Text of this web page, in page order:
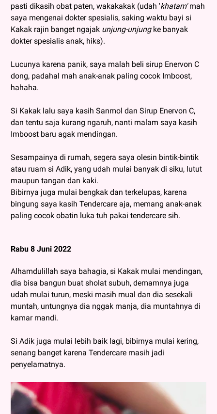
pasti dikasih obat paten, wakakakak (udah 'khatam'mah
saya mengenai dokter spesialis, saking waktu bayi si
Kakak rajin banget ngajak unjung-unjung ke banyak
dokter spesialis anak, hiks).
Lucunya karena panik, saya malah beli sirup Enervon C
dong, padahal mah anak-anak paling cocok Imboost,
hahaha.
Si Kakak lalu saya kasih Sanmol dan Sirup Enervon C,
dan tentu saja kurang ngaruh, nanti malam saya kasih
Imboost baru agak mendingan.
Sesampainya di rumah, segera saya olesin bintik-bintik
atau ruam si Adik, yang udah mulai banyak di siku, lutut
maupun tangan dan kaki.
Bibirnya juga mulai bengkak dan terkelupas, karena
bingung saya kasih Tendercare aja, memang anak-anak
paling cocok obatin luka tuh pakai tendercare sih.
Rabu 8 Juni 2022
Alhamdulillah saya bahagia, si Kakak mulai mendingan,
dia bisa bangun buat sholat subuh, demamnya juga
udah mulai turun, meski masih mual dan dia sesekali
muntah, untungnya dia nggak manja, dia muntahnya di
kamar mandi.
Si Adik juga mulai lebih baik lagi, bibirnya mulai kering,
senang banget karena Tendercare masih jadi
penyelamatnya.